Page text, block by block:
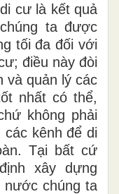
cư là kết quả
ta được
tối đa đối với
; điều này đòi
và quản lý các
nhất có thể,
không phải
kênh để di
Tại bất cứ
xây dựng
chúng ta